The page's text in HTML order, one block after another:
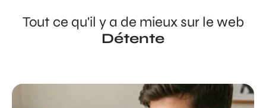
Tout ce qu'il y a de mieux sur le web
Détente